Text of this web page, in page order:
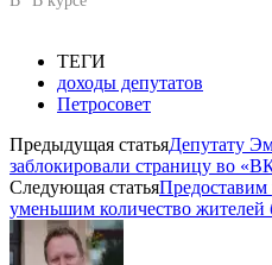
ТЕГИ
доходы депутатов
Петросовет
Предыдущая статьяДепутату
заблокировали страницу во
Следующая статья
уменьшим количество жителей